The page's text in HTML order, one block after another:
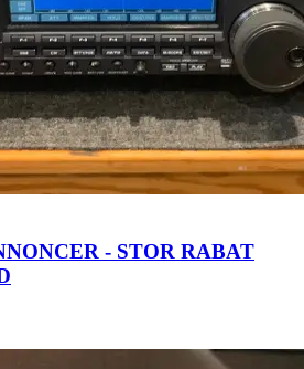
- STOR RABAT